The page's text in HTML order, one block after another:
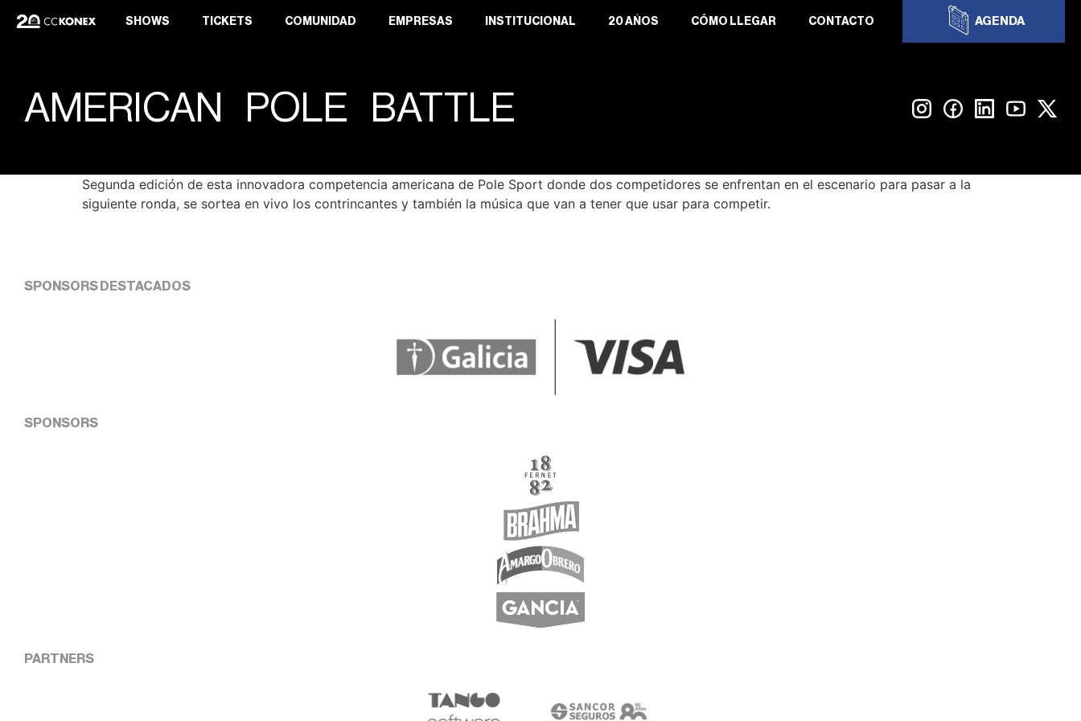
SHOWS TICKETS COMUNIDAD EMPRESAS INSTITUCIONAL 20 AÑOS CÓMO LLEGAR CONTACTO AGENDA
AMERICAN POLE BATTLE
Segunda edición de esta innovadora competencia americana de Pole Sport donde dos competidores se enfrentan en el escenario para pasar a la
siguiente ronda, se sortea en vivo los contrincantes y también la música que van a tener que usar para competir.
SPONSORS DESTACADOS
SPONSORS
PARTNERS